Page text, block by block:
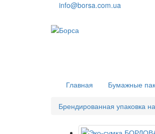
info@borsa.com.ua
Главная Бумажные
Брендированная упаковка